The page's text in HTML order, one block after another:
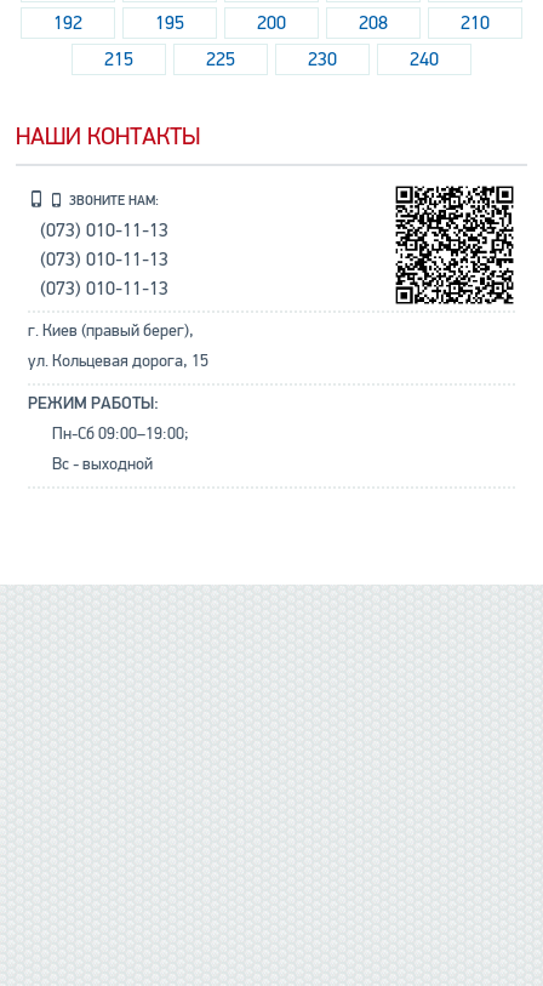
192
195 200 208
210
215
225 230 240
НАШИ КОНТАКТЫ
ЗВОНИТЕ НАМ:
(073) 010-11-13
(073) 010-11-13
(073) 010-11-13
г. Киев (правый берег),
ул. Кольцевая дорога, 15
РЕЖИМ РАБОТЫ:
Пн-Сб 09:00–19:00;
Вс - выходной